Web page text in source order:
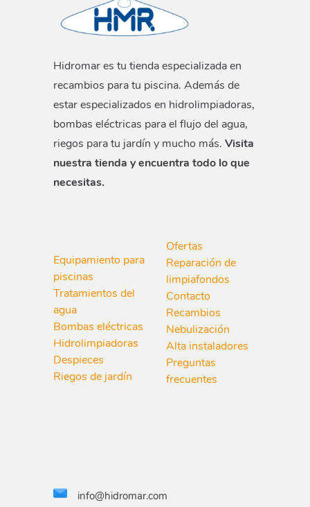
Hidromar es tu tienda especializada en
recambios para tu piscina. Además de
estar especializados en hidrolimpiadoras,
bombas eléctricas para el flujo del agua,
riegos para tu jardín y mucho más. Visita
nuestra tienda y encuentra todo lo que
necesitas.
Equipamiento para
piscinas
Tratamientos del
agua
Bombas eléctricas
Hidrolimpiadoras
Despieces
Riegos de jardín
Ofertas
Reparación de
limpiafondos
Contacto
Recambios
Nebulización
Alta instaladores
Preguntas
frecuentes
info@hidromar.com